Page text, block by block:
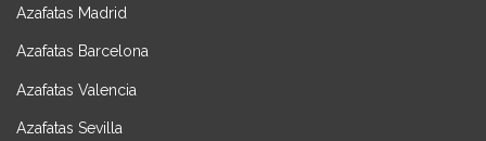
Azafatas Madrid
Azafatas Barcelona
Azafatas Valencia
Azafatas Sevilla